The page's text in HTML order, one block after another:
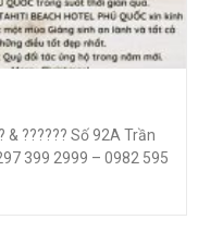
& ?????? Số 92A Trần
399 2999 – 0982 595